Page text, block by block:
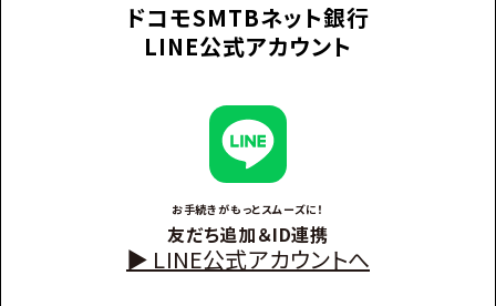
ドコモSMTBネット銀行
LINE公式アカウント
お手続きがもっとスムーズに！
友だち追加＆ID連携
▶︎ LINE公式アカウントへ